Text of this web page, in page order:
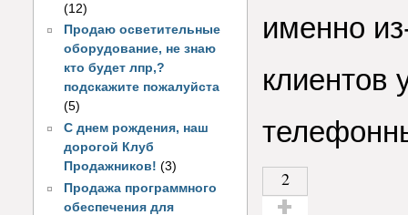
(12)
Продаю осветительные
оборудование, не знаю
кто будет лпр,?
подскажите пожалуйста
(5)
С днем рождения, наш
дорогой Клуб
Продажников! (3)
Продажа программного
обеспечения для
именно
клиентов
2